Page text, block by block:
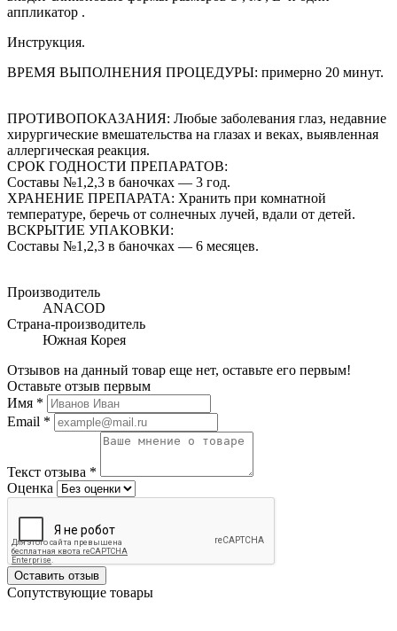
аппликатор .
Инструкция.
ВРЕМЯ ВЫПОЛНЕНИЯ ПРОЦЕДУРЫ: примерно 20 минут.
ПРОТИВОПОКАЗАНИЯ: Любые заболевания глаз, недавние
хирургические вмешательства на глазах и веках, выявленная
аллергическая реакция.
СРОК ГОДНОСТИ ПРЕПАРАТОВ:
Составы №1,2,3 в баночках — 3 год.
ХРАНЕНИЕ ПРЕПАРАТА: Хранить при комнатной
температуре, беречь от солнечных лучей, вдали от детей.
ВСКРЫТИЕ УПАКОВКИ:
Составы №1,2,3 в баночках — 6 месяцев.
Производитель
ANACOD
Страна-производитель
Южная Корея
Отзывов на данный товар еще нет, оставьте его первым!
Оставьте отзыв первым
Имя *
Email *
Текст отзыва *
Оценка
Оставить отзыв
Сопутствующие товары